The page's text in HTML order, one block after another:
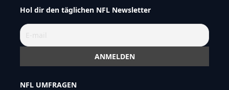
Hol dir den täglichen NFL Newsletter
NFL UMFRAGEN